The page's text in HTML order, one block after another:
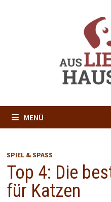
MENÜ
SPIEL & SPASS
Top 4: Die
für Katzen